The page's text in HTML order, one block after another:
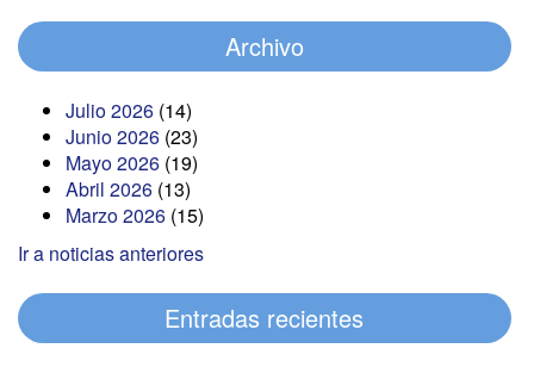
Archivo
Julio 2026 (14)
Junio 2026 (23)
Mayo 2026 (19)
Abril 2026 (13)
Marzo 2026 (15)
Ir a noticias anteriores
Entradas recientes